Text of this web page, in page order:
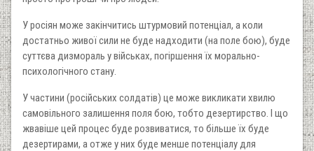
У росіян може закінчитись штурмовий потенціал, а коли
достатньо живої сили не буде надходити (на поле бою), буде
суттєва дизмораль у військах, погіршення їх морально-
психологічного стану.
У частини (російських солдатів) це може викликати хвилю
самовільного залишення поля бою, тобто дезертирство. І що
жвавіше цей процес буде розвиватися, то більше їх буде
дезертирами, а отже у них буде менше потенціалу для